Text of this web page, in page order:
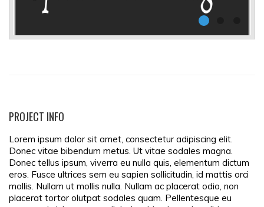
PROJECT INFO
Lorem ipsum dolor sit amet, consectetur adipiscing elit.
Donec vitae bibendum metus. Ut vitae sodales magna.
Donec tellus ipsum, viverra eu nulla quis, elementum dictum
eros. Fusce ultrices sem eu sapien sollicitudin, id mattis orci
mollis. Nullam ut mollis nulla. Nullam ac placerat odio, non
placerat tortor olutpat sodales quam. Pellentesque eu